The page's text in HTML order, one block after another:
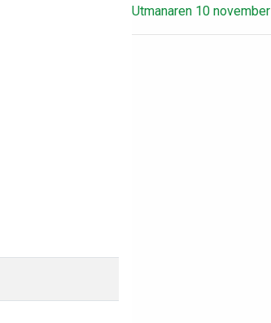
Utmanaren 10 november